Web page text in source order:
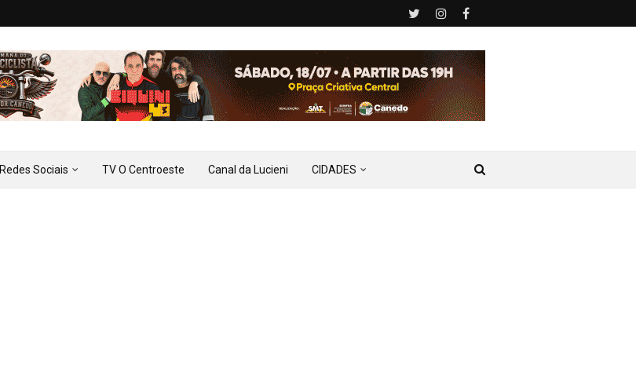
Redes Sociais TV O Centroeste Canal da Lucieni CIDADES